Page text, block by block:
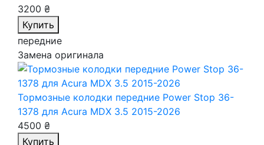
3200 ₴
Купить
передние
Замена оригинала
Тормозные колодки передние Power Stop 36-
1378 для Acura MDX 3.5 2015-2026
4500 ₴
Купить